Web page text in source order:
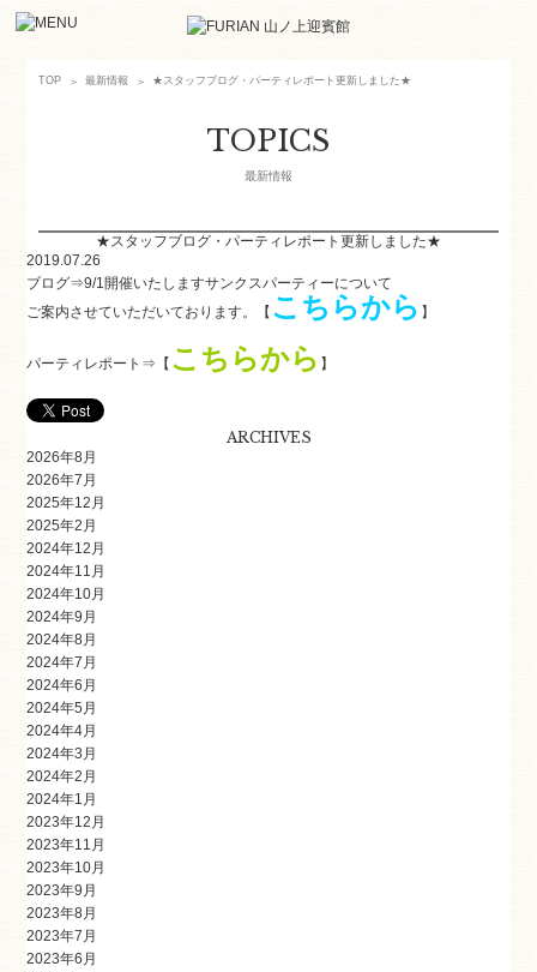
TOP 最新情報 ★スタッフブログ・パーティレポート更新しました★
TOPICS
最新情報
★スタッフブログ・パーティレポート更新しました★
2019.07.26
ブログ⇒9/1開催いたしますサンクスパーティーについて
ご案内させていただいております。【 こちらから 】
パーティレポート⇒【 こちらから 】
ARCHIVES
2026年8月
2026年7月
2025年12月
2025年2月
2024年12月
2024年11月
2024年10月
2024年9月
2024年8月
2024年7月
2024年6月
2024年5月
2024年4月
2024年3月
2024年2月
2024年1月
2023年12月
2023年11月
2023年10月
2023年9月
2023年8月
2023年7月
2023年6月